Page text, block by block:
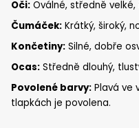
Oči: Oválné, středně
Čumáček: Krátký, široký,
Končetiny: Silné, dobře
Ocas: Středně dlouhý,
Povolené barvy: Plavá ve
tlapkách je povolena.